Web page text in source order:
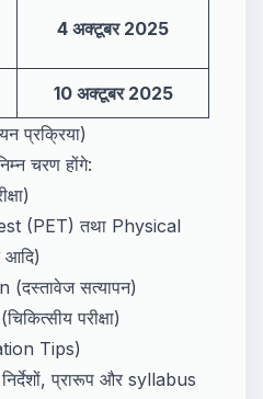
4 अक्टूबर 2025
10 अक्टूबर 2025
प्रक्रिया)
चरण होंगे:
(PET) तथा Physical
सत्यापन)
परीक्षा)
Tips)
प्रारूप और syllabus